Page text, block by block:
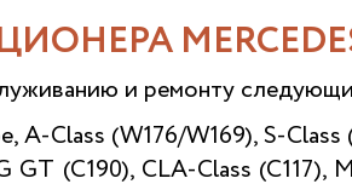
и ремонту
A-Class (W176/W169), S-
(С190), CLA-Class (C117),